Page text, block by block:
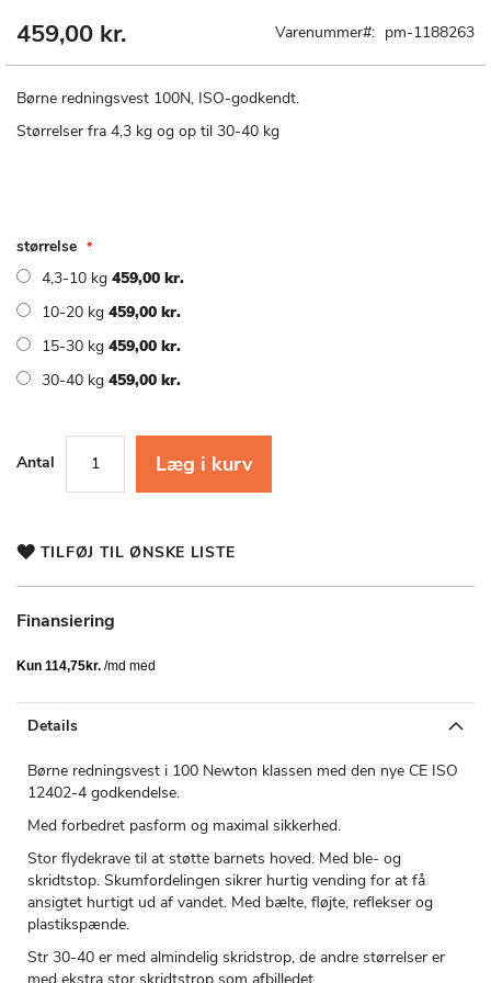
459,00 kr. Varenummer pm-1188263
Børne redningsvest 100N, ISO-godkendt.
Størrelser fra 4,3 kg og op til 30-40 kg
størrelse
4,3-10 kg 459,00 kr.
10-20 kg 459,00 kr.
15-30 kg 459,00 kr.
30-40 kg 459,00 kr.
Antal Læg i kurv
TILFØJ TIL ØNSKE LISTE
Finansiering
Gå
af
Details
Børne redningsvest i 100 Newton klassen med den nye CE ISO
12402-4 godkendelse.
Med forbedret pasform og maximal sikkerhed.
Stor flydekrave til at støtte barnets hoved. Med ble- og
skridtstop. Skumfordelingen sikrer hurtig vending for at få
ansigtet hurtigt ud af vandet. Med bælte, fløjte, reflekser og
plastikspænde.
Str 30-40 er med almindelig skridstrop, de andre størrelser er
med ekstra stor skridtstrop som afbilledet.